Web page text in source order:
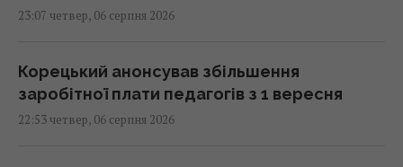
23:07 четвер, 06 серпня 2026
Корецький анонсував збільшення
заробітної плати педагогів з 1 вересня
22:53 четвер, 06 серпня 2026